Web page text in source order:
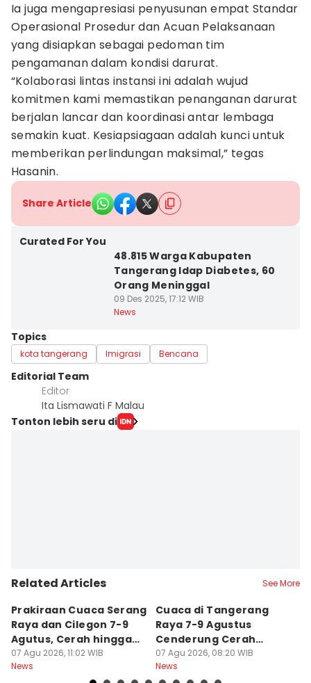
Ia juga mengapresiasi penyusunan empat Standar
Operasional Prosedur dan Acuan Pelaksanaan
yang disiapkan sebagai pedoman tim
pengamanan dalam kondisi darurat.
“Kolaborasi lintas instansi ini adalah wujud
komitmen kami memastikan penanganan darurat
berjalan lancar dan koordinasi antar lembaga
semakin kuat. Kesiapsiagaan adalah kunci untuk
memberikan perlindungan maksimal,” tegas
Hasanin.
Share Article
Curated For You
48.815 Warga Kabupaten
Tangerang Idap Diabetes, 60
Orang Meninggal
09 Des 2025, 17:12 WIB
News
Topics
kota tangerang Imigrasi Bencana
Editorial Team
Editor
Ita Lismawati F Malau
Tonton lebih seru di
Related Articles See More
Prakiraan Cuaca Serang
Raya dan Cilegon 7-9
Agutus, Cerah hingga
Berawan
07 Agu 2026, 11:02 WIB
News
Cuaca di Tangerang
Raya 7-9 Agustus
Cenderung Cerah
hingga Berawan
07 Agu 2026, 08:20 WIB
News